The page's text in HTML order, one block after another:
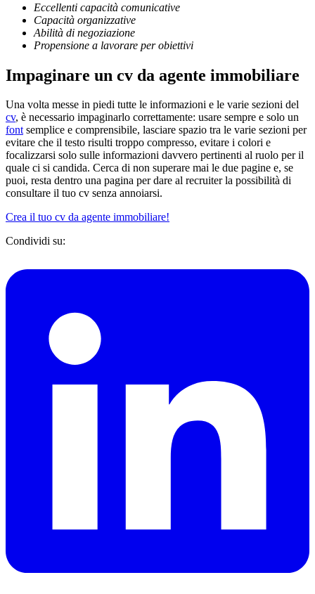
Eccellenti capacità comunicative
Capacità organizzative
Abilità di negoziazione
Propensione a lavorare per obiettivi
Impaginare un cv da agente immobiliare
Una volta messe in piedi tutte le informazioni e le varie sezioni del
cv, è necessario impaginarlo correttamente: usare sempre e solo un
fontsemplice e comprensibile, lasciare spazio tra le varie sezioni per
evitare che il testo risulti troppo compresso, evitare i colori e
focalizzarsi solo sulle informazioni davvero pertinenti al ruolo per il
quale ci si candida. Cerca di non superare mai le due pagine e, se
puoi, resta dentro una pagina per dare al recruiter la possibilità di
consultare il tuo cv senza annoiarsi.
Crea il tuo cv da agente immobiliare!
Condividi su: